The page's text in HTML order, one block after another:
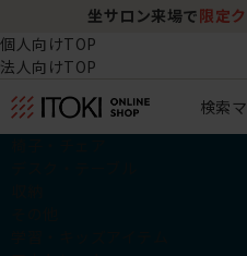
坐サロン来場で 限定
個人向けTOP
法人向けTOP
検索